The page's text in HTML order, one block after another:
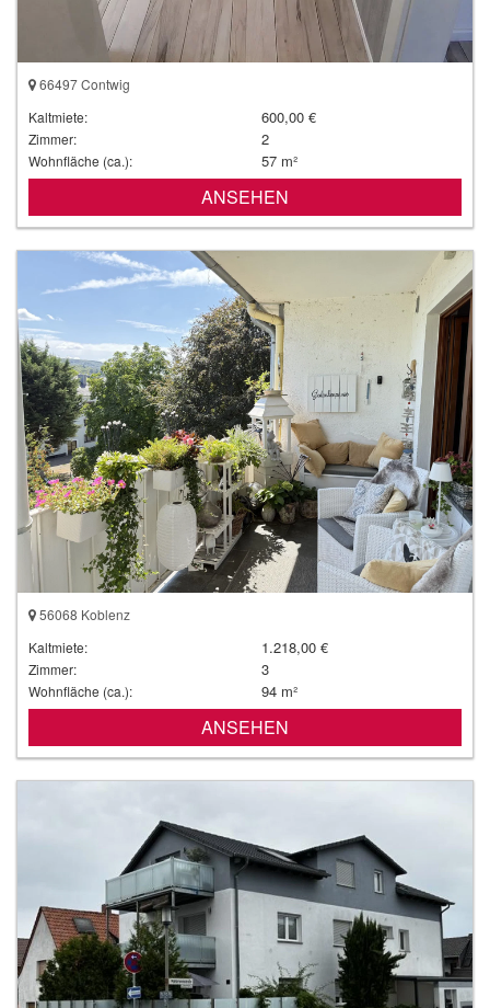
66497 Contwig
Kaltmiete:
600,00 €
Zimmer: 2
Wohnfläche (ca.): 57 m²
ANSEHEN
56068 Koblenz
Kaltmiete:
1.218,00 €
Zimmer: 3
Wohnfläche (ca.): 94 m²
ANSEHEN